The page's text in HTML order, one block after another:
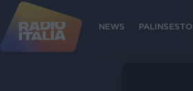
NEWS PALINSESTO